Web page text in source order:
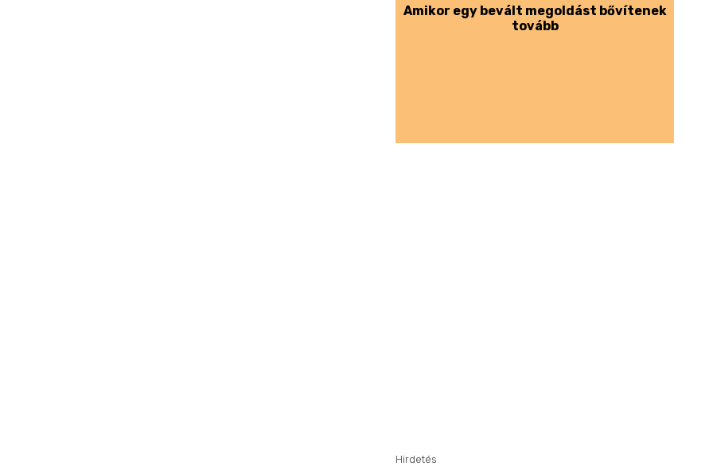
Amikor egy bevált megoldást bővítenek
tovább
Hirdetés